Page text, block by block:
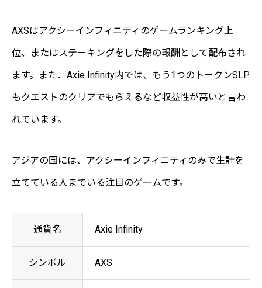
AXSはアクシーインフィニティのゲームランキング上
位、またはステーキングをした際の報酬として配布され
ます。また、Axie Infinity内では、もう1つのトークンSLP
もクエストのクリアでもらえるなど収益性が高いと言わ
れています。
アジアの国には、アクシーインフィニティのみで生計を
立てている人までいる注目のゲームです。
通貨名 Axie Infinity
シンボル AXS